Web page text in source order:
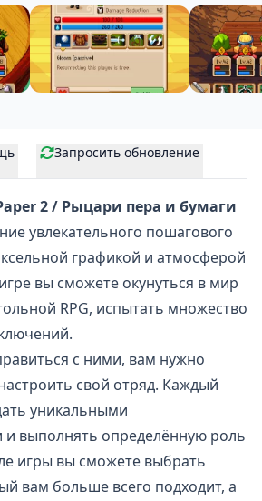
Запросить обновление
2 / Рыцари пера и бумаги
увлекательного пошагового
графикой и атмосферой
вы сможете окунуться в мир
RPG, испытать множество
с ними, вам нужно
свой отряд. Каждый
уникальными
и выполнять определённую роль
игры вы сможете выбрать
вам больше всего подходит, а